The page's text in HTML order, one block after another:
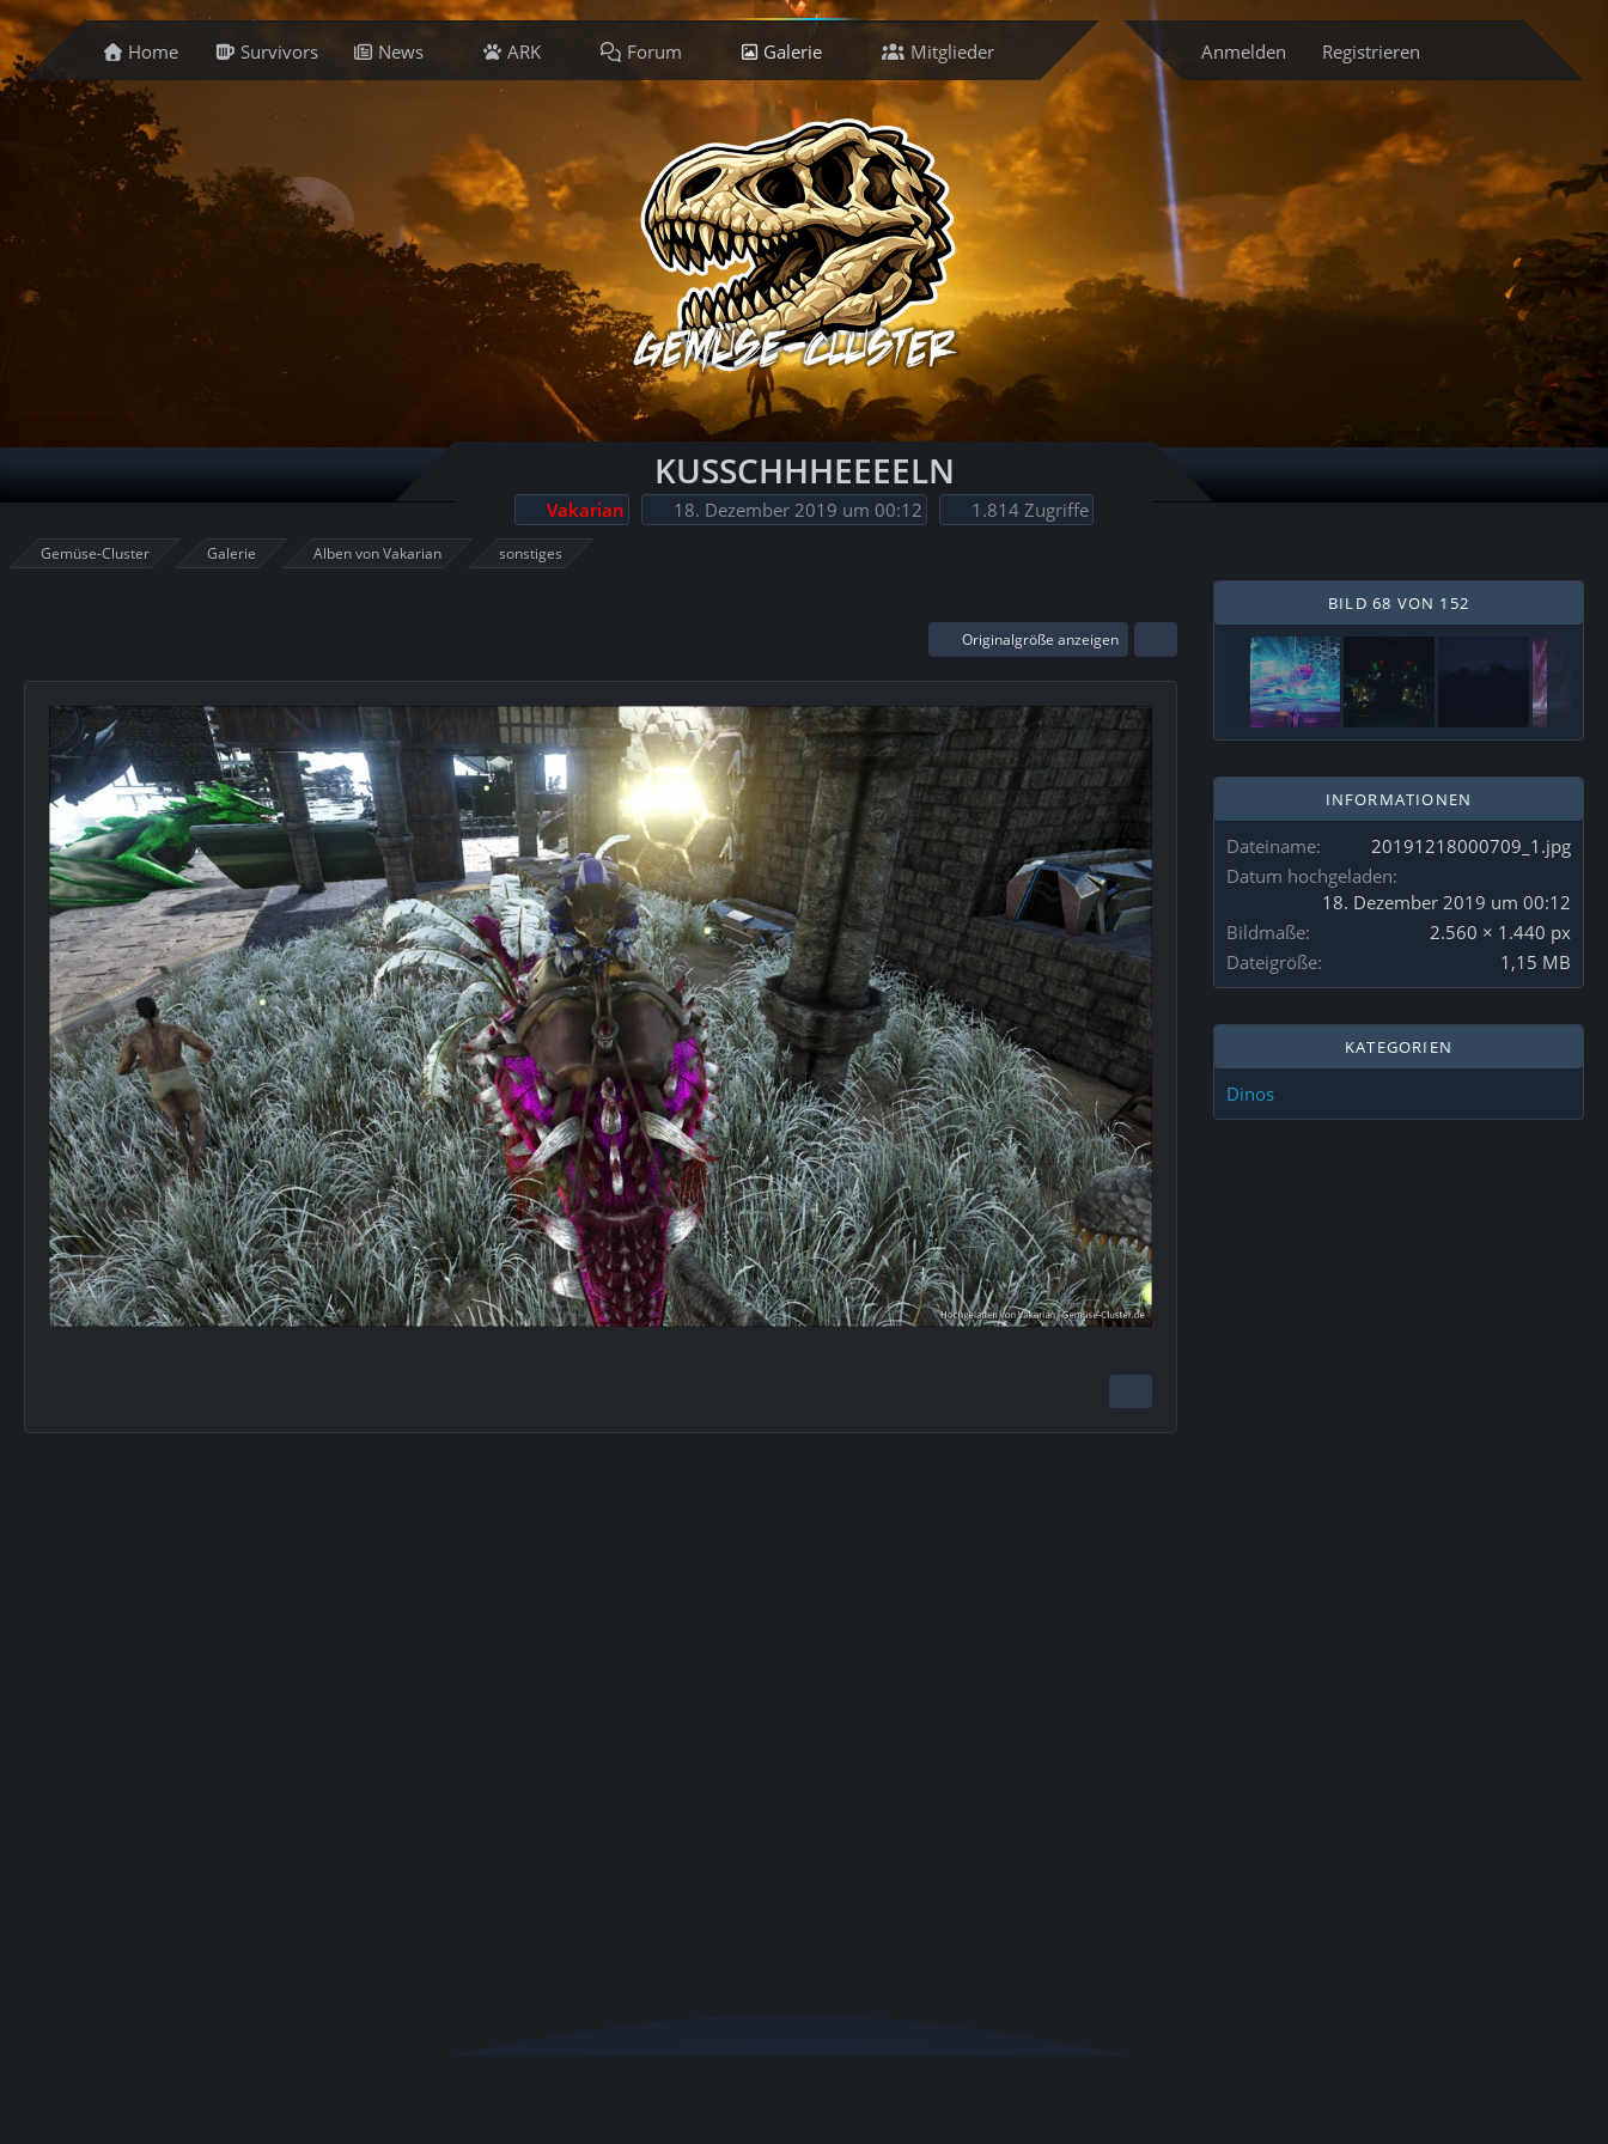
Home Survivors News ARK Forum Galerie Mitglieder Ticketsystem Anmelden Registrieren
Gemüse-Cluster Galerie Alben von Vakarian sonstiges
KUSSCHHHEEEELN
Vakarian 18. Dezember 2019 um 00:12 1.814 Zugriffe
Originalgröße anzeigen
BILD 68 VON 152
INFORMATIONEN
Dateiname
20191218000709_1.jpg
Datum hochgeladen
18. Dezember 2019 um 00:12
Bildmaße
2.560 × 1.440 px
Dateigröße
1,15 MB
KATEGORIEN
Dinos